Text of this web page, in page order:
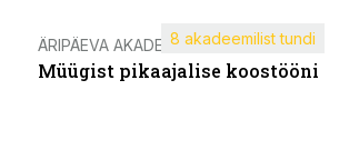
ÄRIPÄEVA AKADEEMIA
Müügist pikaajalise koostööni
8 akadeemilist tundi